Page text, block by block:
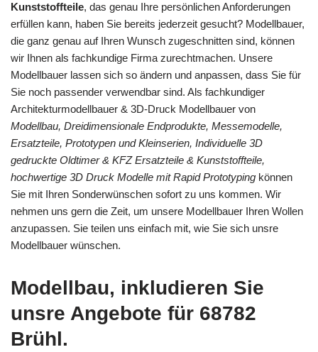
Kunststoffteile, das genau Ihre persönlichen Anforderungen
erfüllen kann, haben Sie bereits jederzeit gesucht? Modellbauer,
die ganz genau auf Ihren Wunsch zugeschnitten sind, können
wir Ihnen als fachkundige Firma zurechtmachen. Unsere
Modellbauer lassen sich so ändern und anpassen, dass Sie für
Sie noch passender verwendbar sind. Als fachkundiger
Architekturmodellbauer & 3D-Druck Modellbauer von
Modellbau, Dreidimensionale Endprodukte, Messemodelle,
Ersatzteile, Prototypen und Kleinserien, Individuelle 3D
gedruckte Oldtimer & KFZ Ersatzteile & Kunststoffteile,
hochwertige 3D Druck Modelle mit Rapid Prototyping können
Sie mit Ihren Sonderwünschen sofort zu uns kommen. Wir
nehmen uns gern die Zeit, um unsere Modellbauer Ihren Wollen
anzupassen. Sie teilen uns einfach mit, wie Sie sich unsre
Modellbauer wünschen.
Modellbau, inkludieren Sie
unsre Angebote für 68782
Brühl.